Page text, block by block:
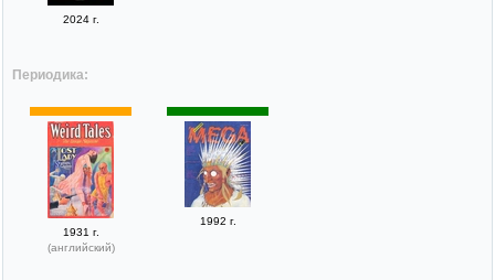
2024 г.
Периодика:
1931 г.
(английский)
1992 г.